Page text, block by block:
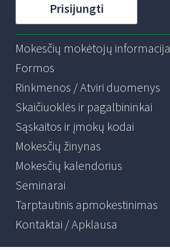
Prisijungti
Mokesčių mokėtojų informacija
Formos
Rinkmenos / Atviri duomenys
Skaičiuoklės ir pagalbininkai
Sąskaitos ir įmokų kodai
Mokesčių žinynas
Mokesčių kalendorius
Seminarai
Tarptautinis apmokestinimas
Kontaktai / Apklausa